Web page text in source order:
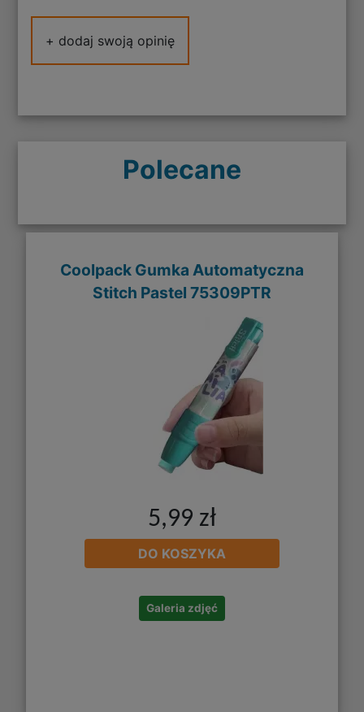
+ dodaj swoją opinię
Polecane
Coolpack Gumka Automatyczna
Stitch Pastel 75309PTR
5,99 zł
DO KOSZYKA
Galeria zdjęć